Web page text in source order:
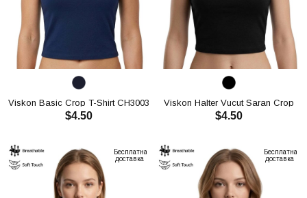
Viskon Basic Crop T-Shirt CH3003
$4.50
Viskon Halter Vucut Saran Crop
CH3004
$4.50
Бесплатная
доставка
Бесплатная
доставка